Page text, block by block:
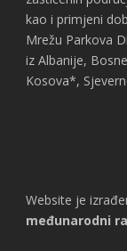
kao i primjeni
Mrežu Parkova
iz Albanije,
Kosova*,
Website je
međunarodni